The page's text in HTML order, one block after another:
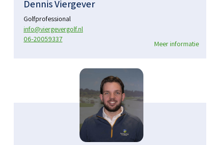
Dennis Viergever
Golfprofessional
info@viergevergolf.nl
06-20059337
Meer informatie